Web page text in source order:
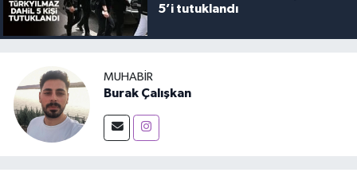
5’i tutuklandı
MUHABIR
Burak Çalışkan